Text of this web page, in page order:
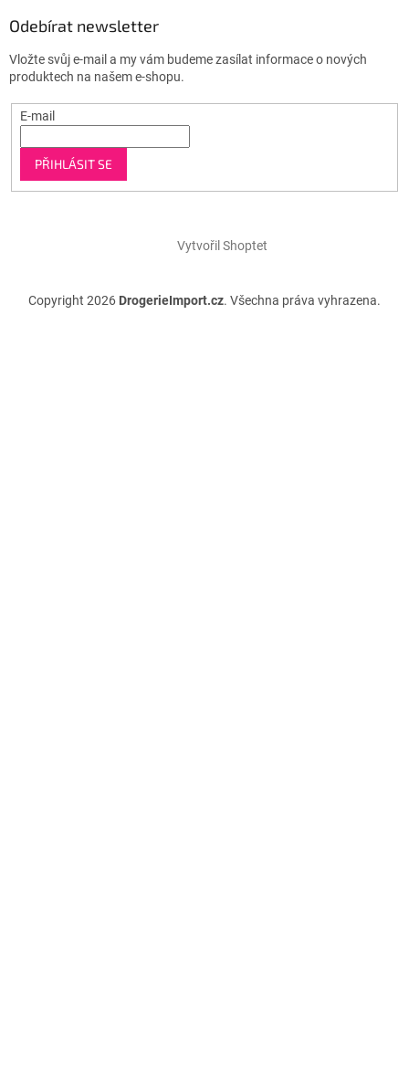
Odebírat newsletter
Vložte svůj e-mail a my vám budeme zasílat informace o nových
produktech na našem e-shopu.
E-mail
PŘIHLÁSIT SE
Vytvořil Shoptet
Copyright 2026 DrogerieImport.cz. Všechna práva vyhrazena.